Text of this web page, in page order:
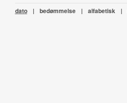
dato | bedømmelse | alfabetisk |